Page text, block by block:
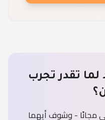
تقدر تجرب
مجانًا - وشوف أيهما